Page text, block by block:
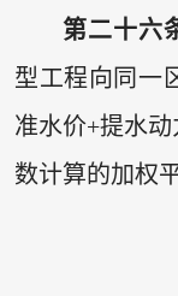
第二十六
型工程向同一
准水价+提水
数计算的加权